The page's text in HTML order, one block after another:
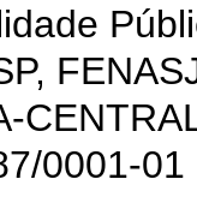
0001-01